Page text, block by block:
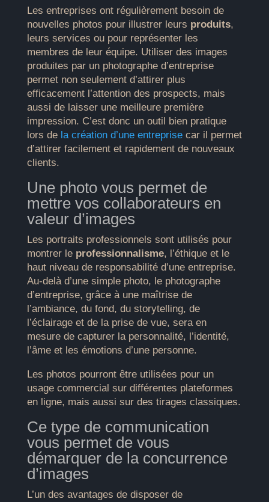
Les entreprises ont régulièrement besoin de
nouvelles photos pour illustrer leurs produits,
leurs services ou pour représenter les
membres de leur équipe. Utiliser des images
produites par un photographe d’entreprise
permet non seulement d’attirer plus
efficacement l’attention des prospects, mais
aussi de laisser une meilleure première
impression. C’est donc un outil bien pratique
lors de la création d’une entreprisecar il permet
d’attirer facilement et rapidement de nouveaux
clients.
Une photo vous permet de
mettre vos collaborateurs en
valeur d’images
Les portraits professionnels sont utilisés pour
montrer le professionnalisme, l’éthique et le
haut niveau de responsabilité d’une entreprise.
Au-delà d’une simple photo, le photographe
d’entreprise, grâce à une maîtrise de
l’ambiance, du fond, du storytelling, de
l’éclairage et de la prise de vue, sera en
mesure de capturer la personnalité, l’identité,
l’âme et les émotions d’une personne.
Les photos pourront être utilisées pour un
usage commercial sur différentes plateformes
en ligne, mais aussi sur des tirages classiques.
Ce type de communication
vous permet de vous
démarquer de la concurrence
d’images
L’un des avantages de disposer de